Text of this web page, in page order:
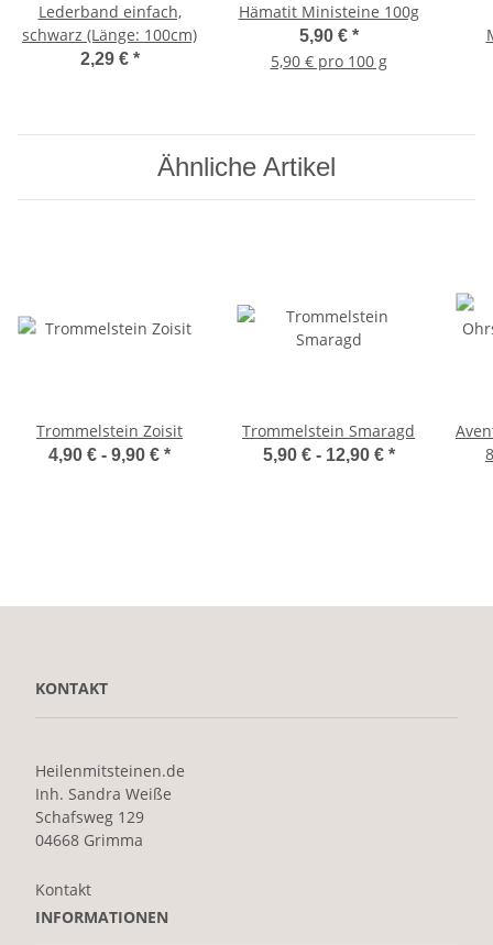
Lederband einfach,
schwarz (Länge: 100cm)
2,29 € *
Hämatit Ministeine 100g
5,90 € *
5,90 € pro 100 g
Ähnliche Artikel
Trommelstein Zoisit
4,90 € - 9,90 € *
Trommelstein Smaragd
5,90 € - 12,90 € *
KONTAKT
Heilenmitsteinen.de
Inh. Sandra Weiße
Schafsweg 129
04668 Grimma
Kontakt
INFORMATIONEN